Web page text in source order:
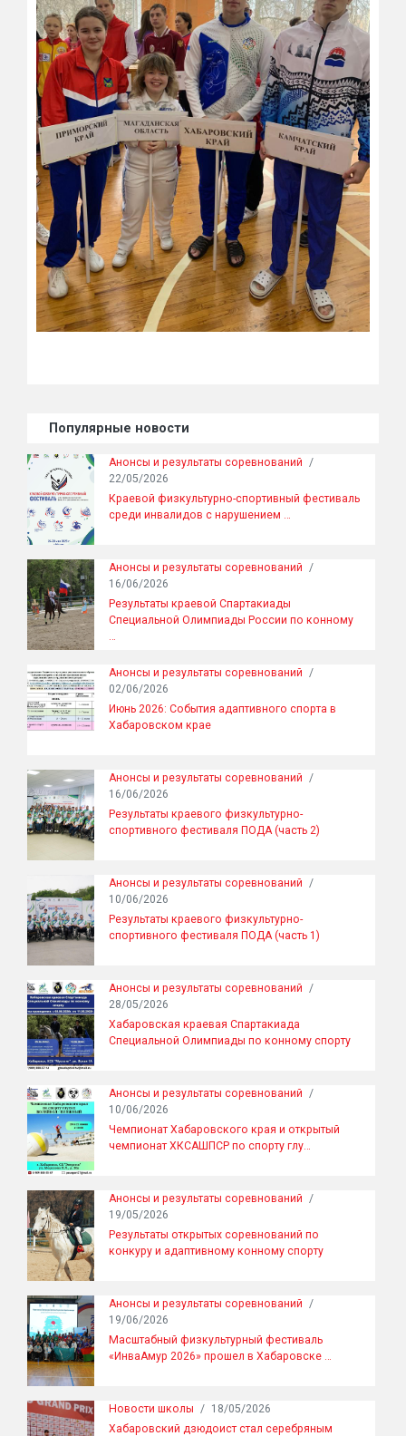
Популярные новости
Анонсы и результаты соревнований
/
22/05/2026
Краевой физкультурно-спортивный фестиваль
среди инвалидов с нарушением …
Анонсы и результаты соревнований
/
16/06/2026
Результаты краевой Спартакиады
Специальной Олимпиады России по конному
Анонсы и результаты соревнований
/
02/06/2026
Июнь 2026: События адаптивного спорта в
Хабаровском крае
Анонсы и результаты соревнований
/
16/06/2026
Результаты краевого физкультурно-
спортивного фестиваля ПОДА (часть 2)
Анонсы и результаты соревнований
/
10/06/2026
Результаты краевого физкультурно-
спортивного фестиваля ПОДА (часть 1)
Анонсы и результаты соревнований
/
28/05/2026
Хабаровская краевая Спартакиада
Специальной Олимпиады по конному спорту
Анонсы и результаты соревнований
/
10/06/2026
Чемпионат Хабаровского края и открытый
чемпионат ХКСАШПСР по спорту глу…
Анонсы и результаты соревнований
/
19/05/2026
Результаты открытых соревнований по
конкуру и адаптивному конному спорту
Анонсы и результаты соревнований
/
19/06/2026
Масштабный физкультурный фестиваль
«ИнваАмур 2026» прошел в Хабаровске …
Новости школы / 18/05/2026
Хабаровский дзюдоист стал серебряным